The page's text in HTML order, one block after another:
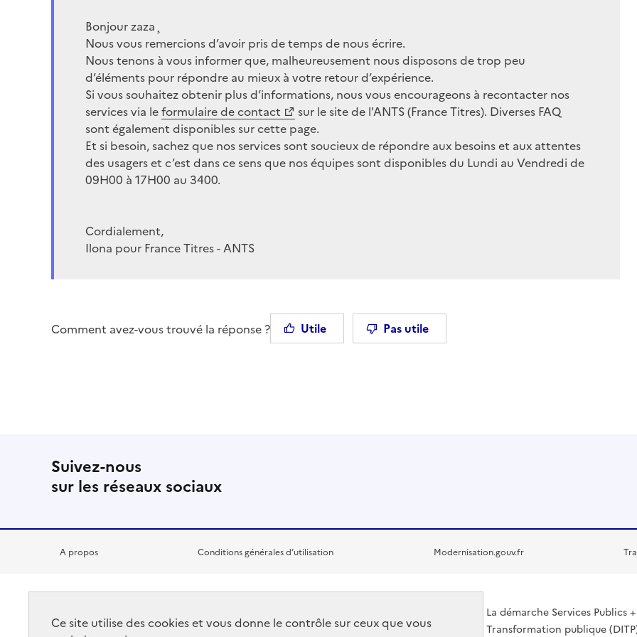
Bonjour zaza¸
Nous vous remercions d’avoir pris de temps de nous écrire.
Nous tenons à vous informer que, malheureusement nous disposons de trop peu
d’éléments pour répondre au mieux à votre retour d’expérience.
Si vous souhaitez obtenir plus d’informations, nous vous encourageons à recontacter nos
services via leformulaire de contact
sur le site de l'ANTS (France Titres). Diverses FAQ
sont également disponibles sur cette page.
Et si besoin, sachez que nos services sont soucieux de répondre aux besoins et aux attentes
des usagers et c’est dans ce sens que nos équipes sont disponibles du Lundi au Vendredi de
09H00 à 17H00 au 3400.
Cordialement,
Ilona pour France Titres - ANTS
Comment avez-vous trouvé la réponse ? Utile Pas utile
Suivez-nous
sur les réseaux sociaux
A propos Conditions générales d’utilisation Modernisation.gouv.fr
RÉPUBLIQUE
La démarche Services
Transformation publique
Ce site utilise des cookies et vous donne le contrôle sur ceux que vous